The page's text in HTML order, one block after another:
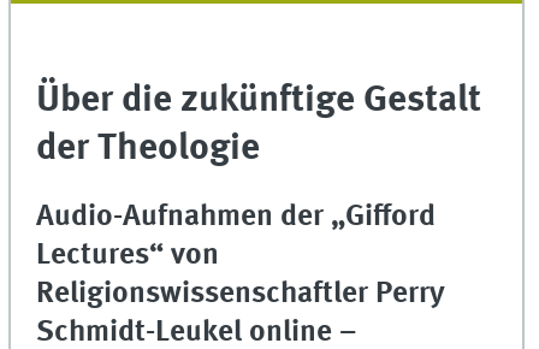
Über die zukünftige Gestalt
der Theologie
Audio-Aufnahmen der „Gifford
Lectures“ von
Religionswissenschaftler Perry
Schmidt-Leukel online –